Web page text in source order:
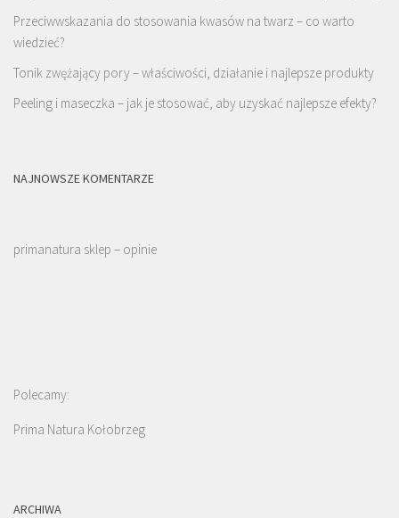
Przeciwwskazania do stosowania kwasów na twarz – co warto
wiedzieć?
Tonik zwężający pory – właściwości, działanie i najlepsze produkty
Peeling i maseczka – jak je stosować, aby uzyskać najlepsze efekty?
NAJNOWSZE KOMENTARZE
primanatura sklep – opinie
Polecamy:
Prima Natura Kołobrzeg
ARCHIWA